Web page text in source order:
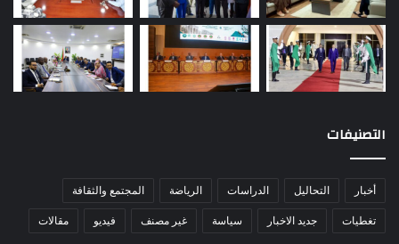
التصنيفات
أخبار التحاليل الدراسات الرياضة المجتمع والثقافة
تغطيات جديد الاخبار سياسة غير مصنف فيديو مقالات